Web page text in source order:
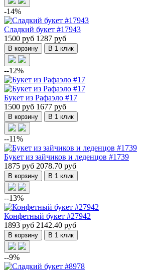
-14%
Сладкий букет #17943
1500 руб 1287 руб
В корзину В 1 клик
--12%
Букет из Рафаэло #17
1500 руб 1677 руб
В корзину В 1 клик
--11%
Букет из зайчиков и леденцов #1739
1875 руб 2078.70 руб
В корзину В 1 клик
--13%
Конфетный букет #27942
1893 руб 2142.40 руб
В корзину В 1 клик
--9%